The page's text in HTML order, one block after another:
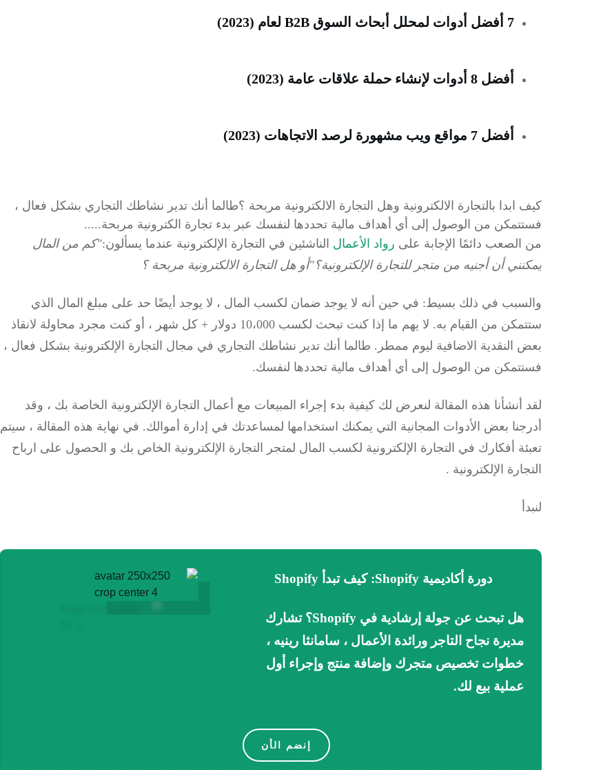
7 أفضل أدوات لمحلل أبحاث السوق B2B لعام (2023)
أفضل 8 أدوات لإنشاء حملة علاقات عامة (2023)
أفضل 7 مواقع ويب مشهورة لرصد الاتجاهات (2023)
كيف ابدا بالتجارة الالكترونية وهل التجارة الالكترونية مربحة ؟طالما أنك تدير نشاطك التجاري بشكل فعال ،
فستتمكن من الوصول إلى أي أهداف مالية تحددها لنفسك عبر بدء تجارة الكترونية مربحة.....
من الصعب دائمًا الإجابة على رواد الأعمال الناشئين في التجارة الإلكترونية عندما يسألون:"كم من المال
يمكنني أن أجنيه من متجر للتجارة الإلكترونية؟"أو هل التجارة الالكترونية مربحة ؟
والسبب في ذلك بسيط: في حين أنه لا يوجد ضمان لكسب المال ، لا يوجد أيضًا حد على مبلغ المال الذي
ستتمكن من القيام به. لا يهم ما إذا كنت تبحث لكسب 10،000 دولار + كل شهر ، أو كنت مجرد محاولة لانقاذ
بعض النقدية الاضافية ليوم ممطر. طالما أنك تدير نشاطك التجاري في مجال التجارة الإلكترونية بشكل فعال ،
فستتمكن من الوصول إلى أي أهداف مالية تحددها لنفسك.
لقد أنشأنا هذه المقالة لنعرض لك كيفية بدء إجراء المبيعات مع أعمال التجارة الإلكترونية الخاصة بك ، وقد
أدرجنا بعض الأدوات المجانية التي يمكنك استخدامها لمساعدتك في إدارة أموالك. في نهاية هذه المقالة ، سيتم
تعبئة أفكارك في التجارة الإلكترونية لكسب المال لمتجر التجارة الإلكترونية الخاص بك و الحصول على ارباح
التجارة الإلكترونية .
لنبدأ
دورة أكاديمية Shopify: كيف تبدأ Shopify
هل تبحث عن جولة إرشادية في Shopify؟
تشارك
مديرة نجاح التاجر ورائدة الأعمال ، سامانثا رينيه ،
خطوات تخصيص متجرك وإضافة منتج وإجراء أول
عملية بيع لك.
إنضم الأن